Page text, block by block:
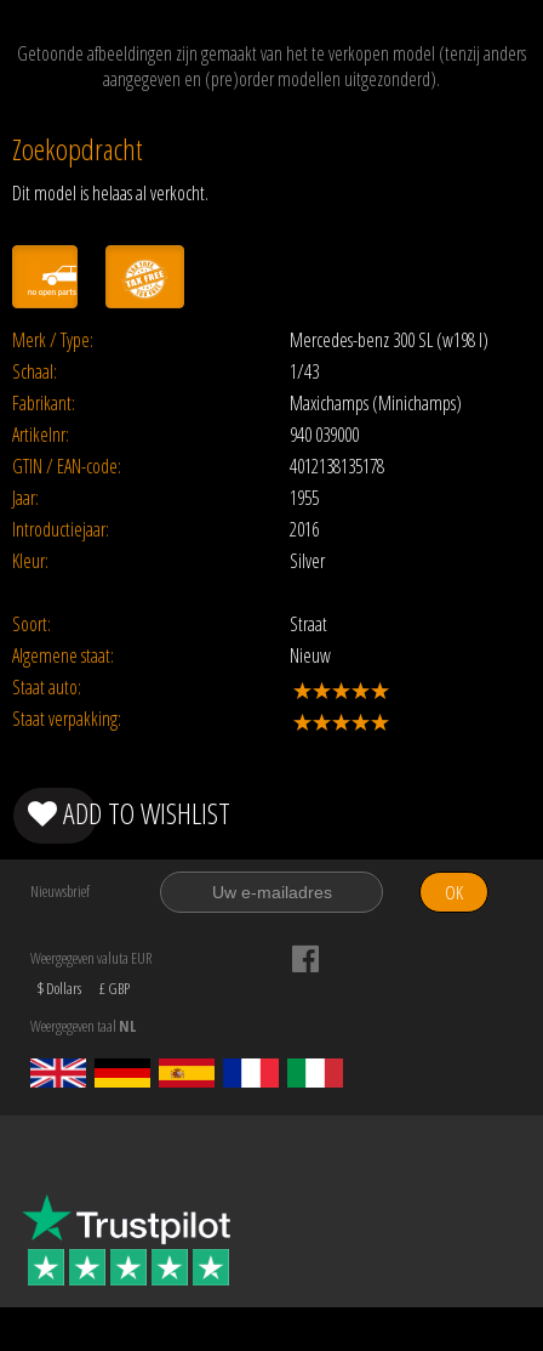
Getoonde afbeeldingen zijn gemaakt van het te verkopen model (tenzij anders
aangegeven en (pre)order modellen uitgezonderd).
Zoekopdracht
Dit model is helaas al verkocht.
Merk / Type:
Mercedes-benz 300 SL (w198 I)
Schaal:
1/43
Fabrikant:
Maxichamps (Minichamps)
Artikelnr:
940 039000
GTIN / EAN-code:
4012138135178
Jaar:
1955
Introductiejaar:
2016
Kleur:
Silver
Soort:
Straat
Algemene staat:
Nieuw
Staat auto:
Staat verpakking:
ADD TO WISHLIST
Nieuwsbrief OK
Weergegeven valuta EUR
$ Dollars
£ GBP
Weergegeven taal NL